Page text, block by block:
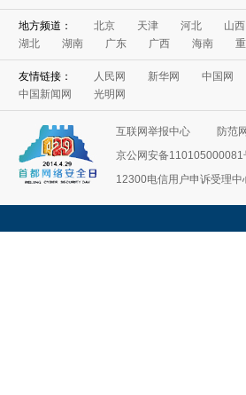
地方频道： 北京 天津 河北
山西
湖北
湖南 广东 广西 海南
友情链接： 人民网 新华网
中国网
中国新闻网
光明网
互联网举报中心
防范
京公网安备110105000081
12300电信用户申诉受理中